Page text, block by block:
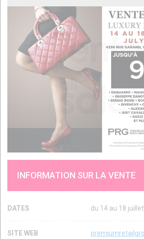
INFORMATION SUR LA VENTE
DATES du 14 au 18
SITE WEB